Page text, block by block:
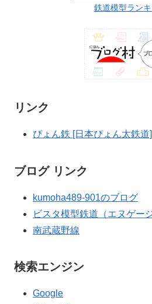
鉄道模型ラン
リンク
ぴょん鉄 [日本ぴょん太鉄道]
ブログ リンク
kumoha489-901のブログ
ビスタ模型鉄道（エヌゲー
南武蔵野線
検索エンジン
Google